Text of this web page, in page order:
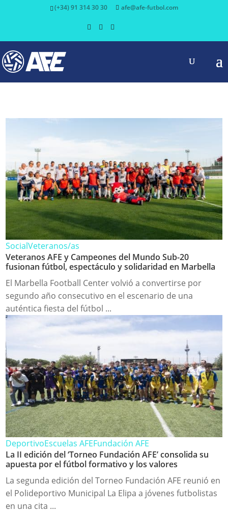
(+34) 91 314 30 30 afe@afe-futbol.com
SocialVeteranos/as
Veteranos AFE y Campeones del Mundo Sub-20
fusionan fútbol, espectáculo y solidaridad en Marbella
El Marbella Football Center volvió a convertirse por
segundo año consecutivo en el escenario de una
auténtica fiesta del fútbol ...
DeportivoEscuelas AFEFundación AFE
La II edición del ‘Torneo Fundación AFE’ consolida su
apuesta por el fútbol formativo y los valores
La segunda edición del Torneo Fundación AFE reunió en
el Polideportivo Municipal La Elipa a jóvenes futbolistas
en una cita ...